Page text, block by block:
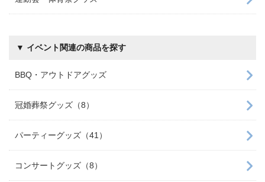
▼ イベント関連の商品を探す
BBQ・アウトドアグッズ
冠婚葬祭グッズ（8）
パーティーグッズ（41）
コンサートグッズ（8）